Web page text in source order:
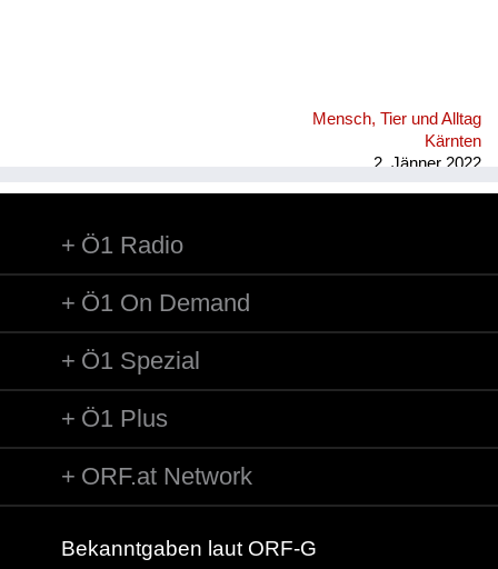
Mensch, Tier und Alltag
Kärnten
2. Jänner 2022
Ö1 Radio
Ö1 On Demand
Ö1 Spezial
Ö1 Plus
ORF.at Network
Bekanntgaben laut ORF-G